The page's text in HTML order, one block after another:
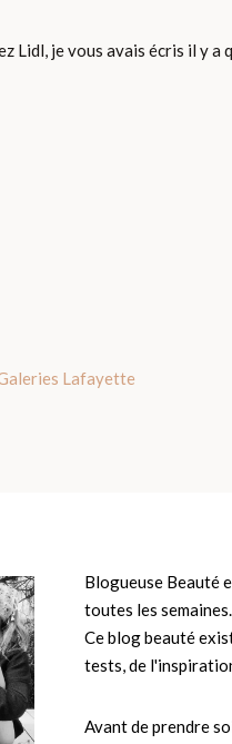
Lidl, je vous avais écris il y a
Lafayette
Blogueuse Beauté
toutes les semaines.
Ce blog beauté
tests, de
Avant de prendre